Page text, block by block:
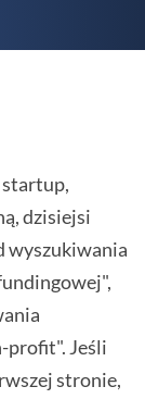
startup,
dzisiejsi
wyszukiwania
profit". Jeśli
stronie,